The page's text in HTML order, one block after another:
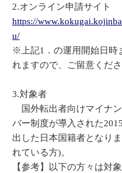
2.オンライン申請サイト
https://
u/
※上記1．の運用開始日時
れますので、ご留意くださ
3.対象者
国外転出者向けマイナ
バー制度が導入された
出した日本国籍者となり
れている方)。
【参考】以下の方々は対